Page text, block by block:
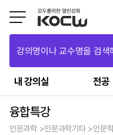
강의명이나 교수명을 검색
내 강의실 전공
융합특강
인문과학 >인문과학기타 >인문